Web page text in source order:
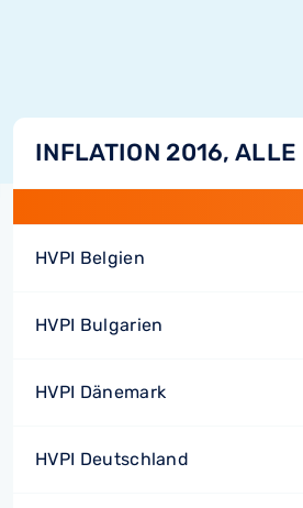
INFLATION 2016, ALLE
HVPI Belgien
HVPI Bulgarien
HVPI Dänemark
HVPI Deutschland